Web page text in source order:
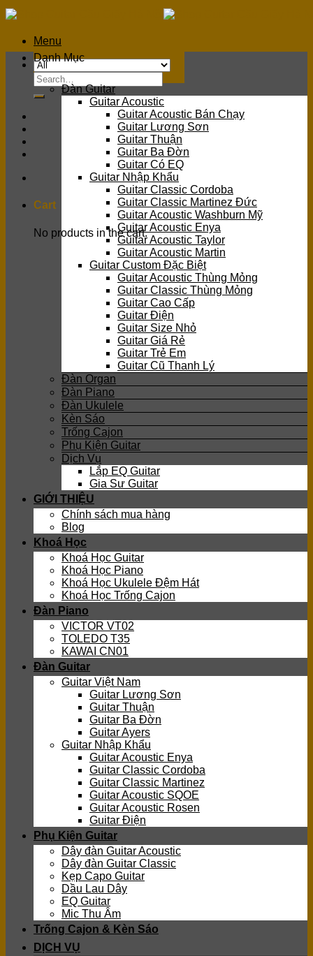
Skip
to
contentMenu
Search
for:
Cart
No products in the cart.
Danh Mục
Đàn Guitar
Guitar Acoustic
Guitar Acoustic Bán Chạy
Guitar Lương Sơn
Guitar Thuận
Guitar Ba Đờn
Guitar Có EQ
Guitar Nhập Khẩu
Guitar Classic Cordoba
Guitar Classic Martinez Đức
Guitar Acoustic Washburn Mỹ
Guitar Acoustic Enya
Guitar Acoustic Taylor
Guitar Acoustic Martin
Guitar Custom Đặc Biệt
Guitar Acoustic Thùng Mỏng
Guitar Classic Thùng Mỏng
Guitar Cao Cấp
Guitar Điện
Guitar Size Nhỏ
Guitar Giá Rẻ
Guitar Trẻ Em
Guitar Cũ Thanh Lý
Đàn Organ
Đàn Piano
Đàn Ukulele
Kèn Sáo
Trống Cajon
Phụ Kiện Guitar
Dịch Vụ
Lắp EQ Guitar
Gia Sư Guitar
GIỚI THIỆU
Chính sách mua hàng
Blog
Khoá Học
Khoá Học Guitar
Khoá Học Piano
Khoá Học Ukulele Đệm Hát
Khoá Học Trống Cajon
Đàn Piano
VICTOR VT02
TOLEDO T35
KAWAI CN01
Đàn Guitar
Guitar Việt Nam
Guitar Lương Sơn
Guitar Thuận
Guitar Ba Đờn
Guitar Ayers
Guitar Nhập Khẩu
Guitar Acoustic Enya
Guitar Classic Cordoba
Guitar Classic Martinez
Guitar Acoustic SQOE
Guitar Acoustic Rosen
Guitar Điện
Phụ Kiện Guitar
Dây đàn Guitar Acoustic
Dây đàn Guitar Classic
Kẹp Capo Guitar
Dầu Lau Dây
EQ Guitar
Mic Thu Âm
Trống Cajon & Kèn Sáo
DỊCH VỤ